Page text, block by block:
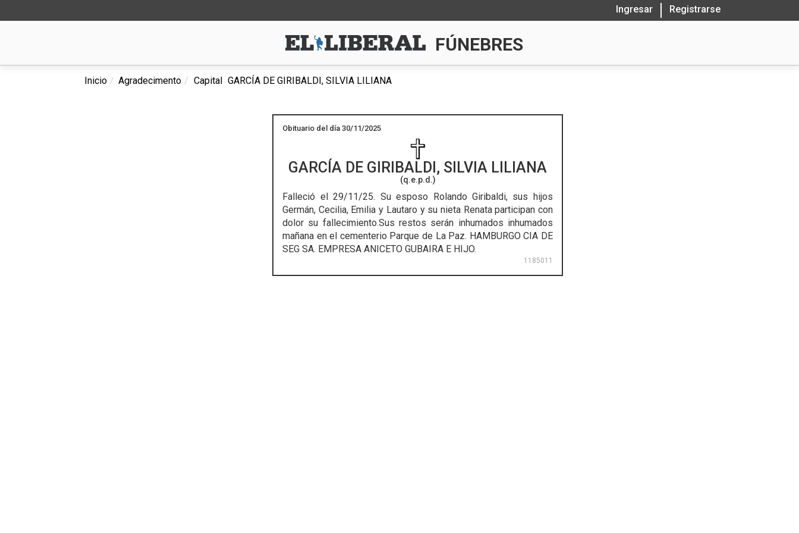
Ingresar Registrarse
FÚNEBRES
Inicio Agradecimento Capital GARCÍA DE GIRIBALDI, SILVIA LILIANA
Obituario del día 30/11/2025
GARCÍA DE GIRIBALDI, SILVIA LILIANA
(q.e.p.d.)
Falleció el 29/11/25. Su esposo Rolando Giribaldi, sus hijos
Germán, Cecilia, Emilia y Lautaro y su nieta Renata participan con
dolor su fallecimiento.Sus restos serán inhumados inhumados
mañana en el cementerio Parque de La Paz. HAMBURGO CIA DE
SEG SA. EMPRESA ANICETO GUBAIRA E HIJO.
1185011